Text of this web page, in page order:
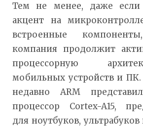
Тем не менее, даже если
акцент на
встроенные
компания продолжит
процессорную
мобильных устройств и
недавно ARM
процессор Cortex-A15,
для ноутбуков,